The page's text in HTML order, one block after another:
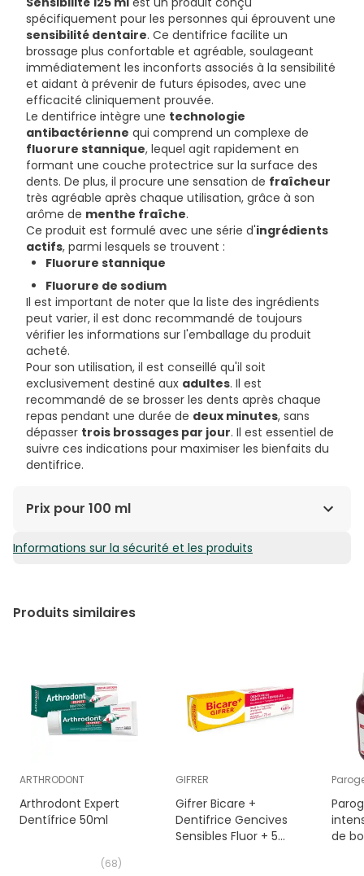
spécifiquement pour les personnes qui éprouvent une
sensibilité dentaire. Ce dentifrice facilite un
brossage plus confortable et agréable, soulageant
immédiatement les inconforts associés à la sensibilité
et aidant à prévenir de futurs épisodes, avec une
efficacité cliniquement prouvée.
Le dentifrice intègre une technologie
antibactérienne qui comprend un complexe de
fluorure stannique, lequel agit rapidement en
formant une couche protectrice sur la surface des
dents. De plus, il procure une sensation de fraîcheur
très agréable après chaque utilisation, grâce à son
arôme de menthe fraîche.
Ce produit est formulé avec une série d'ingrédients
actifs, parmi lesquels se trouvent :
Fluorure stannique
Fluorure de sodium
Il est important de noter que la liste des ingrédients
peut varier, il est donc recommandé de toujours
vérifier les informations sur l'emballage du produit
acheté.
Pour son utilisation, il est conseillé qu'il soit
exclusivement destiné aux adultes. Il est
recommandé de se brosser les dents après chaque
repas pendant une durée de deux minutes, sans
dépasser trois brossages par jour. Il est essentiel de
suivre ces indications pour maximiser les bienfaits du
dentifrice.
Prix pour 100 ml
3,74€ / 100 ml
Informations sur la sécurité et les produits
Produits similaires
ARTHRODONT
Arthrodont Expert
Dentífrice 50ml
(68)
GIFRER
Gifrer Bicare +
Dentifrice Gencives
Sensibles Fluor + 5
de